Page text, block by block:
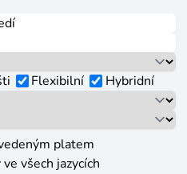
Flexibilní Hybridní
platem
všech jazycích